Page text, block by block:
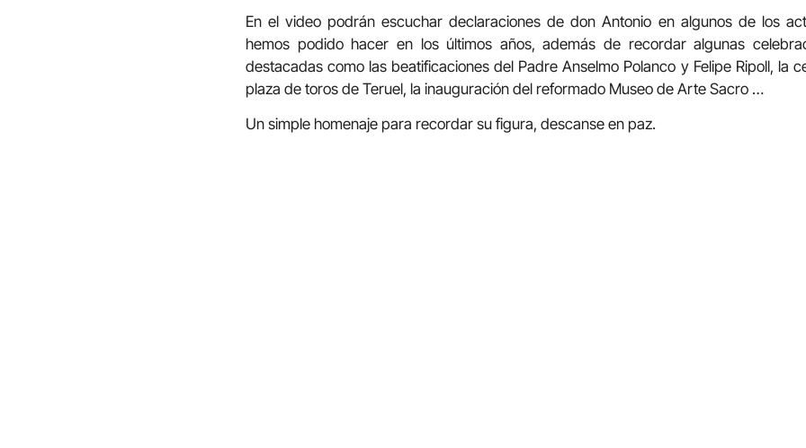
En el video podrán escuchar declaraciones de don Antonio en algunos de los
hemos podido hacer en los últimos años, además de recordar algunas
destacadas como las beatificaciones del Padre Anselmo Polanco y Felipe Ripoll, la
plaza de toros de Teruel, la inauguración del reformado Museo de Arte Sacro …
Un simple homenaje para recordar su figura, descanse en paz.